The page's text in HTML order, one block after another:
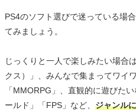
PS4のソフト選びで迷っている場
てみましょう。
じっくりと一人で楽しみたい場合
クス）」、みんなで集まってワイ
「MMORPG」、直観的に遊びた
ールド」「FPS」など、 ジャンル